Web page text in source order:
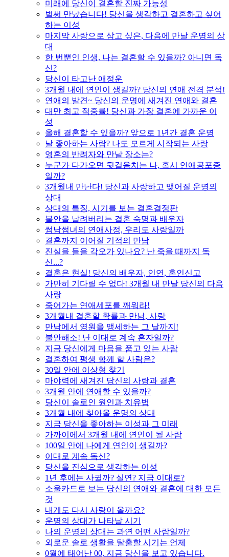
미래에 당신이 결혼할 진짜 가능성
벌써 만났습니다! 당신을 생각하고 결혼하고 싶어
하는 이성
마지막 사랑으로 삼고 싶은, 다음에 만날 운명의 상
대
한 번뿐인 인생, 나는 결혼할 수 있을까? 아니면 독
신?
당신이 타고난 애정운
3개월 내에 연인이 생길까? 당신의 연애 전격 분석!
연애의 발견~ 당신의 운명에 새겨진 연애와 결혼
대만 최고 적중률! 당신과 가장 결혼에 가까운 이
성
올해 결혼할 수 있을까? 앞으로 1년간 결혼 운명
날 좋아하는 사람? 나도 모르게 시작되는 사랑
영혼의 반려자와 만날 장소는?
누군가 다가오면 뒷걸음치는 나, 혹시 연애공포증
일까?
3개월내 만난다! 당신과 사랑하고 맺어질 운명의
상대
상대의 특징, 시기를 보는 결혼결정판
불안을 날려버리는 결혼 숙명과 배우자
썸남썸녀의 연애사정, 우리도 사랑일까
결혼까지 이어질 기적의 만남
진실을 들을 각오가 있나요? 난 죽을 때까지 독
신...?
결혼은 현실! 당신의 배우자, 인연, 혼인신고
가만히 기다릴 수 없다! 3개월 내 만날 당신의 다음
사랑
죽어가는 연애세포를 깨워라!
3개월내 결혼할 확률과 만남, 사랑
만남에서 영원을 맹세하는 그 날까지!
불안해소! 난 이대로 계속 혼자일까?
지금 당신에게 마음을 품고 있는 사람
결혼하여 평생 함께 할 사람은?
30일 안에 이상형 찾기
마야력에 새겨진 당신의 사랑과 결혼
3개월 안에 연애할 수 있을까?
당신이 솔로인 원인과 치유법
3개월 내에 찾아올 운명의 상대
지금 당신을 좋아하는 이성과 그 미래
가까이에서 3개월 내에 연인이 될 사람
100일 안에 나에게 연인이 생길까?
이대로 계속 독신?
당신을 진심으로 생각하는 이성
1년 후에는 사귈까? 실연? 지금 이대로?
소울카드로 보는 당신의 연애와 결혼에 대한 모든
것
내게도 다시 사랑이 올까요?
운명의 상대가 나타날 시기
나의 운명의 상대는 과연 어떤 사람일까?
외로운 솔로 생활을 탈출할 시기는 언제
0월에 태어난 00, 지금 당신을 보고 있습니다.